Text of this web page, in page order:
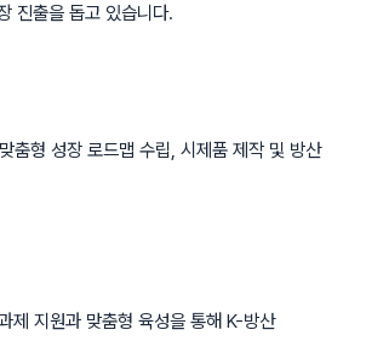
진출을 돕고 있습니다.
춤형 성장 로드맵 수립, 시제품 제작 및 방산
제 지원과 맞춤형 육성을 통해 K-방산